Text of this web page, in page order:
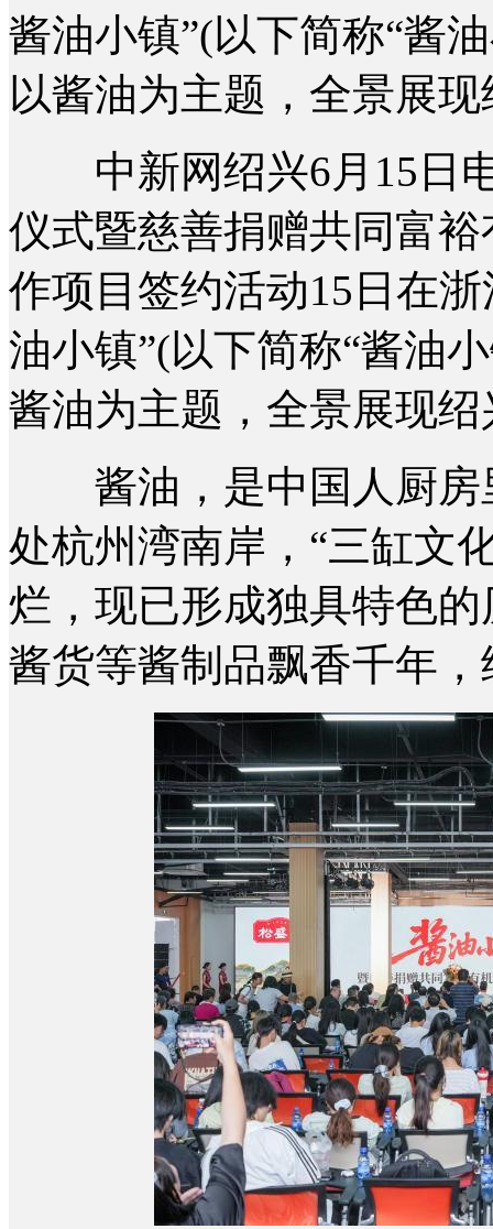
酱油小镇”(以下简称“酱
以酱油为主题，全景展
中新网绍兴6月15日电
仪式暨慈善捐赠共同富
作项目签约活动15日在
油小镇”(以下简称“酱油
酱油为主题，全景展现
酱油，是中国人厨房
处杭州湾南岸，“三缸文
烂，现已形成独具特色
酱货等酱制品飘香千年